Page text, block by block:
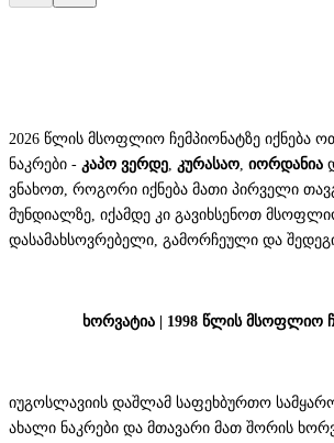
2026 წლის მსოფლიო ჩემპიონატზე იქნება
ნაკრები - კაპო ვერდე კურასაო იორდანია
ვნახოთ, როგორი იქნება მათი პირველი
მუნდიალზე, იქამდე კი გავიხსენოთ
დასამახსოვრებელი, გამორჩეული და
ხორვატია | 1998 წლის მსოფლიო
იუგოსლავიის დაშლამ საფეხბურთო
ახალი ნაკრები და მთავარი მათ შორის